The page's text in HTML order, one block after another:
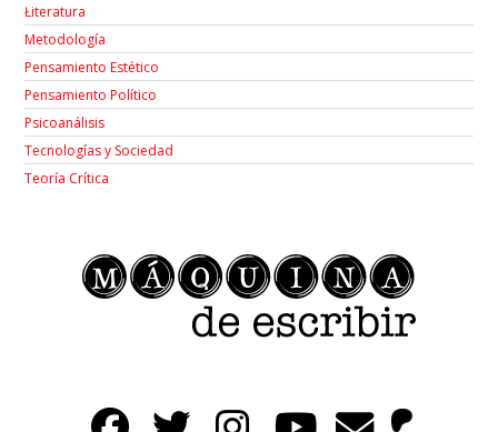
Łiteratura
Metodología
Pensamiento Estético
Pensamiento Político
Psicoanálisis
Tecnologías y Sociedad
Teoría Crítica